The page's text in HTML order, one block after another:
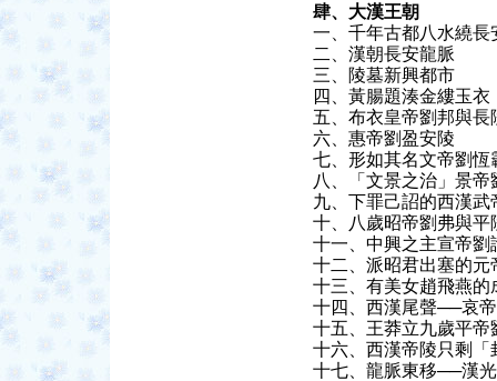
肆、大漢王朝
一、千年古都八水繞長
二、漢朝長安龍脈
三、陵墓新興都市
四、黃腸題湊金縷玉衣
五、布衣皇帝劉邦與長
六、惠帝劉盈安陵
七、形如其名文帝劉恆
八、「文景之治」景帝
九、下罪己詔的西漢武
十、八歲昭帝劉弗與平
十一、中興之主宣帝劉
十二、派昭君出塞的元
十三、有美女趙飛燕的
十四、西漢尾聲──哀
十五、王莽立九歲平帝
十六、西漢帝陵只剩「
十七、龍脈東移──漢